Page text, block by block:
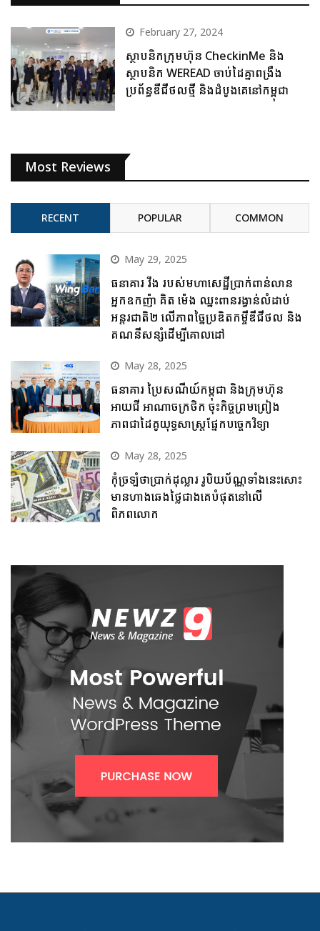
February 27, 2024
ស្ថាបនិកក្រុមហ៊ុន CheckinMe និង
ស្ថាបនិក WEREAD ចាប់ដៃគ្នាពង្រឹង
ប្រព័ន្ធឌីជីថលថ្មី និងដំបូងគេនៅកម្ពុជា
Most Reviews
RECENT POPULAR COMMON
May 29, 2025
ធនាគារ វីង របស់មហាសេដ្ឋីប្រាក់ពាន់លាន
អ្នកឧកញ៉ា គិត ម៉េង ឈ្នះពានរង្វាន់លំដាប់
អន្តរជាតិ២ លើភាពច្នៃប្រឌិតកម្ចីឌីជីថល និង
គណនីសន្សំដើម្បីគោលដៅ
May 28, 2025
ធនាគារ ប្រៃសណីយ៍កម្ពុជា និងក្រុមហ៊ុន
អាយជី អាណាចក្រថិក ចុះកិច្ចព្រមព្រៀង
ភាពជាដៃគូយុទ្ធសាស្ត្រផ្នែកបច្ចេកវិទ្យា
May 28, 2025
កុំច្រឡំថាប្រាក់ដុល្លារ រូបិយប័ណ្ណទាំងនេះសោះ
មានហាងឆេងថ្លៃជាងគេបំផុតនៅលើ
ពិភពលោក